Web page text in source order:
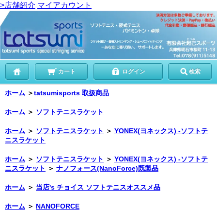
>店舗紹介 マイアカウント
カート ログイン 検索
ホーム ＞tatsumisports 取扱商品
ホーム ＞ ソフトテニスラケット
ホーム ＞ ソフトテニスラケット ＞ YONEX(ヨネックス) -ソフトテ
ニスラケット
ホーム ＞ ソフトテニスラケット ＞ YONEX(ヨネックス) -ソフトテ
ニスラケット ＞ ナノフォース(NanoForce)既製品
ホーム ＞ 当店's チョイス ソフトテニスオススメ品
ホーム ＞ NANOFORCE